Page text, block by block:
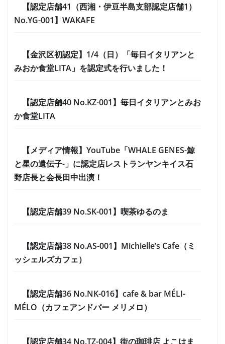
【認定店舗41（西湘・伊豆半島支部認定店舗1）
No.YG-001】WAKAFE
【金沢区初認定】1/4（日）「毎日イタリアンと
みおか食堂LITA」を認定式を行いました！
【認定店舗40 No.KZ-001】毎日イタリアンとみお
か食堂LITA
【メディア情報】YouTube「WHALE GENES-鯨
と星の遺伝子-」に認定店レストランヤンキイス石
野店長と会長田中出演！
【認定店舗39 No.SK-001】喫茶ゆるのま
【認定店舗38 No.AS-001】Michielle’s Cafe（ミ
ッシェルズカフェ）
【認定店舗36 No.NK-016】cafe & bar MÉLI-
MÉLO（カフェアンドバー メリメロ）
【認定店舗34 No.TZ-004】街の珈琲店 よこはま